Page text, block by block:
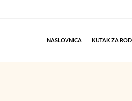
NASLOVNICA KUTAK ZA